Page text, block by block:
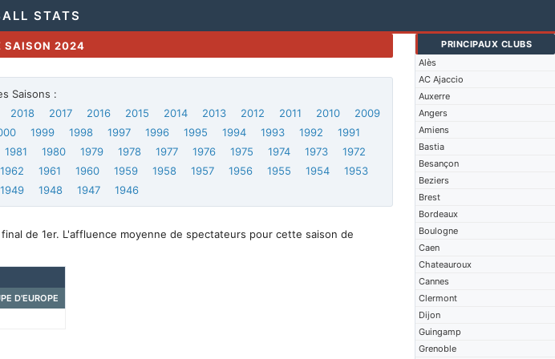
STATS
PRINCIPAUX CLUBS
Alès
AC Ajaccio
Auxerre
Angers
Amiens
Bastia
Besançon
Beziers
Brest
Bordeaux
Boulogne
Caen
Chateauroux
Cannes
Clermont
Dijon
Guingamp
Grenoble
SAISON 2024
Saisons :
2018 2017 2016 2015 2014 2013 2012 2011 2010
2009
1999 1998 1997 1996 1995 1994 1993 1992
1991
1981 1980 1979 1978 1977 1976 1975 1974 1973
1972
1962 1961 1960 1959 1958 1957 1956 1955 1954
1953
1949 1948 1947 1946
de 1er. L'affluence moyenne de spectateurs pour cette saison de
D'EUROPE